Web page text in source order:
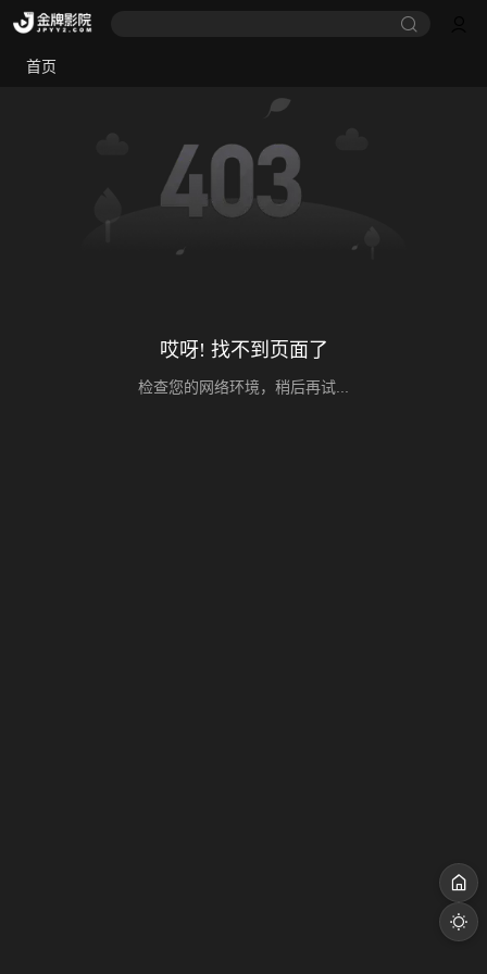
首页
哎呀! 找不到页面了
检查您的网络环境，稍后再试...